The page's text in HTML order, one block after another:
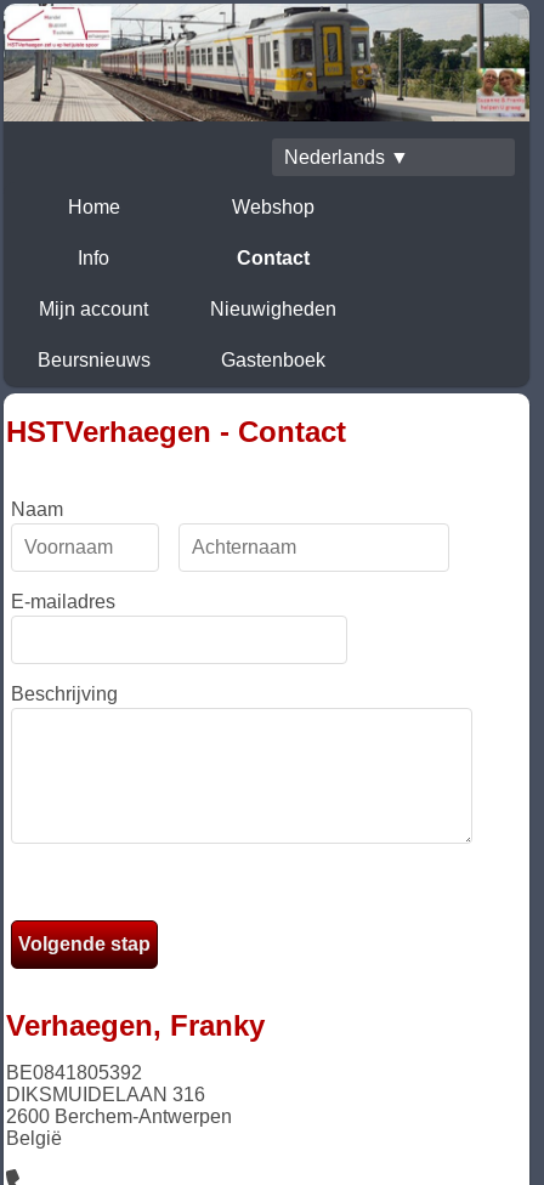
Nederlands ▼
Home Webshop
Info Contact
Mijn account Nieuwigheden
Beursnieuws Gastenboek
HSTVerhaegen - Contact
Naam
E-mailadres
Beschrijving
Verhaegen, Franky
BE0841805392
DIKSMUIDELAAN 316
2600 Berchem-Antwerpen
België